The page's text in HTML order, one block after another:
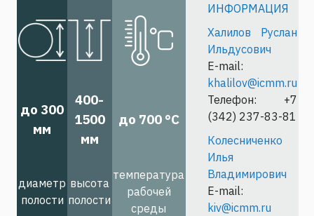
ИНФОРМАЦИЯ
Халилов Руслан
Ильдусович
E-mail:
khalilov@icmm.ru
Телефон: +7
(342) 237-83-81
Колесниченко
Илья
Владимирович
E-mail:
kiv@icmm.ru
до 300
мм
400-
1500
мм
до 700 °С
диаметр
полости
высота
полости
температура
рабочей
среды